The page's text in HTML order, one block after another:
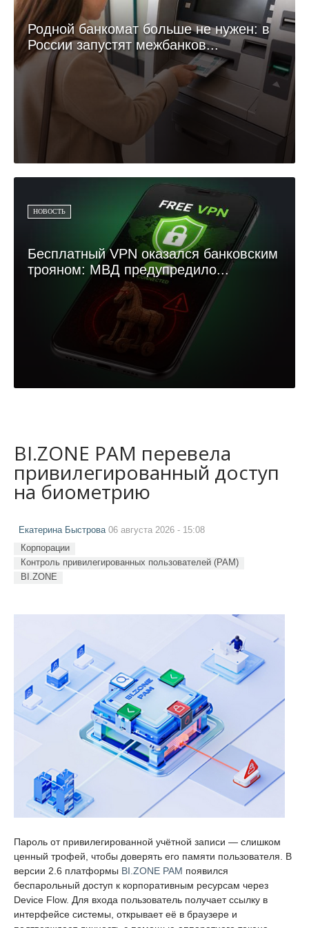
Родной банкомат больше не нужен: в
России запустят межбанков...
НОВОСТЬ
Бесплатный VPN оказался банковским
трояном: МВД предупредило...
BI.ZONE PAM перевела
привилегированный доступ
на биометрию
Екатерина Быстрова06 августа 2026 - 15:08
Корпорации
Контроль привилегированных пользователей (PAM)
BI.ZONE
Пароль от привилегированной учётной записи — слишком
ценный трофей, чтобы доверять его памяти пользователя. В
версии 2.6 платформы BI.ZONE PAM появился
беспарольный доступ к корпоративным ресурсам через
Device Flow. Для входа пользователь получает ссылку в
интерфейсе системы, открывает её в браузере и